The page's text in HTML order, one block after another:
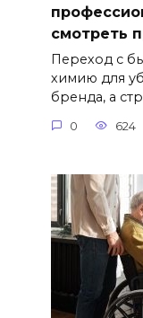
смотреть
Переход с
химию для
бренда, а
0 624